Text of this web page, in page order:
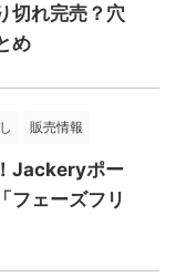
切れ完売？穴
め
販売情報
Jackeryポー
フェーズフリ